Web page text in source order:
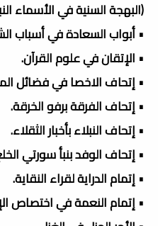
(البهجة السنية في الأسماء
• أبواب السعادة في أسباب
• الإتقان في علوم القرآن.
• إتحاف الاخصا في فضائل
• إتحاف الفرقة برفو الخرقة.
• إتحاف النبلاء بأخبار الثقلاء.
• إتحاف الوفد بنبأ سورتي
• إتمام الدراية لقراء النقاية.
• إتمام النعمة في اختصاص